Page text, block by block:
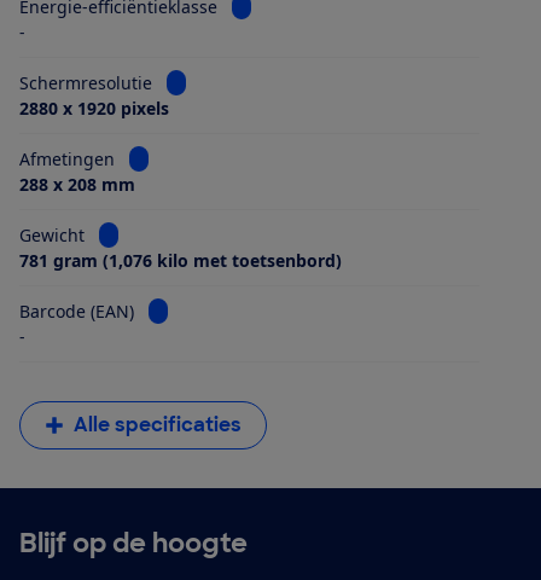
Energie-efficiëntieklasse
Bekijk informatie voor Energie-
-
Schermresolutie
Bekijk informatie voor Schermresolutie
2880 x 1920 pixels
Afmetingen
Bekijk informatie voor Afmetingen
288 x 208 mm
Gewicht
Bekijk informatie voor Gewicht
781 gram (1,076 kilo met toetsenbord)
Barcode (EAN)
Bekijk informatie voor Barcode (EAN)
-
Alle specificaties
Blijf op de hoogte